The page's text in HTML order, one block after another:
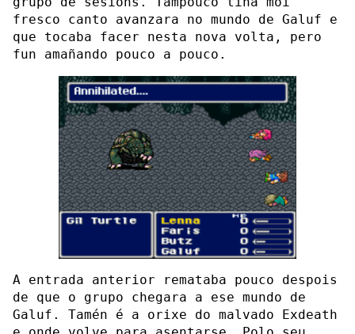
fresco canto avanzara no mundo de Galuf e
que tocaba facer nesta nova volta, pero
fun amañando pouco a pouco.
A entrada anterior remataba pouco despois
de que o grupo chegara a ese mundo de
Galuf. Tamén é a orixe do malvado Exdeath